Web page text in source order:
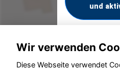
und
Wir verwenden
Diese Webseite verwendet